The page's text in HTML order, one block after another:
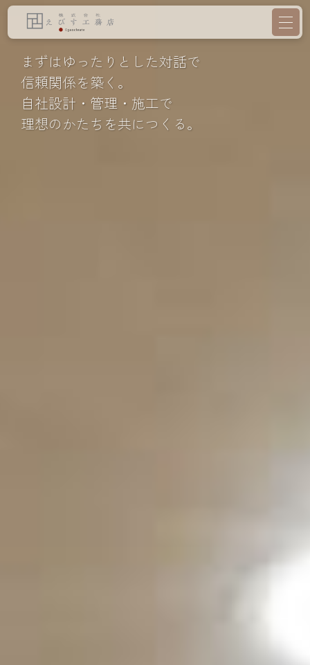
まずはゆったりとした対話で
信頼関係を築く。
自社設計・管理・施工で
理想のかたちを共につくる。